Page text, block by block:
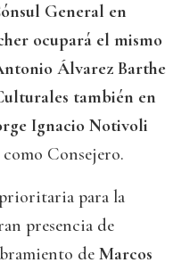
General en
ocupará el mismo
Álvarez Barthe
también en
Ignacio Notivoli
Consejero.
para la
presencia de
de Marcos